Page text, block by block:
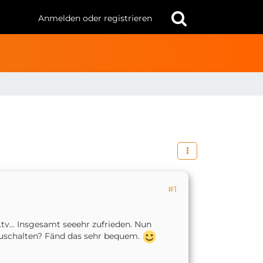
Anmelden oder registrieren
#1
Insgesamt seeehr zufrieden. Nun
Fänd das sehr bequem.